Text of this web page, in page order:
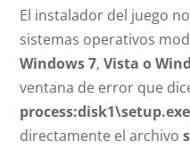
El instalador del juego
sistemas operativos
Windows 7, Vista o
ventana de error que
process:disk1\setup.exe
directamente el archivo